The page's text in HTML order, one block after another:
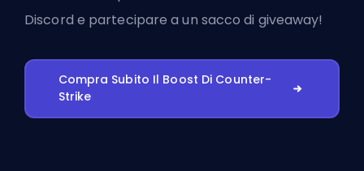
Discord e partecipare a un sacco di giveaway!
Compra Subito Il Boost Di Counter-
Strike